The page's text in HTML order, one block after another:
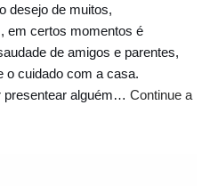
desejo de muitos,
em certos momentos é
de amigos e parentes,
o cuidado com a casa.
presentear alguém… Continue a